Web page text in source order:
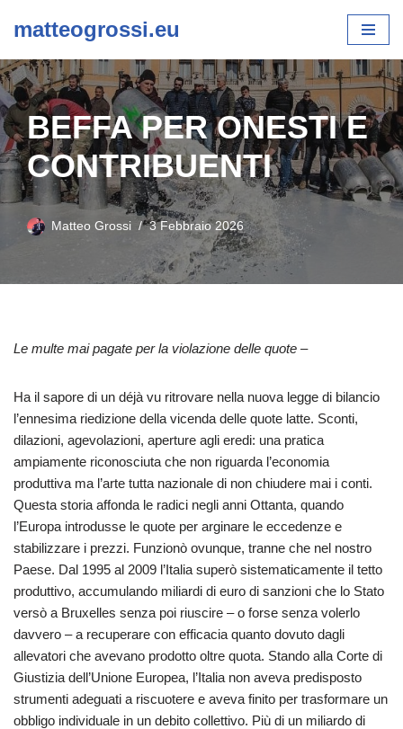
al
contenuto
matteogrossi.eu
BEFFA PER ONESTI E
CONTRIBUENTI
Matteo Grossi 3 Febbraio 2026
Le multe mai pagate per la violazione delle quote –
Ha il sapore di un déjà vu ritrovare nella nuova legge di bilancio
l’ennesima riedizione della vicenda delle quote latte. Sconti,
dilazioni, agevolazioni, aperture agli eredi: una pratica
ampiamente riconosciuta che non riguarda l’economia
produttiva ma l’arte tutta nazionale di non chiudere mai i conti.
Questa storia affonda le radici negli anni Ottanta, quando
l’Europa introdusse le quote per arginare le eccedenze e
stabilizzare i prezzi. Funzionò ovunque, tranne che nel nostro
Paese. Dal 1995 al 2009 l’Italia superò sistematicamente il tetto
produttivo, accumulando miliardi di euro di sanzioni che lo Stato
versò a Bruxelles senza poi riuscire – o forse senza volerlo
davvero – a recuperare con efficacia quanto dovuto dagli
allevatori che avevano prodotto oltre quota. Stando alla Corte di
Giustizia dell’Unione Europea, l’Italia non aveva predisposto
strumenti adeguati a riscuotere e aveva finito per trasformare un
obbligo individuale in un debito collettivo. Più di un miliardo di